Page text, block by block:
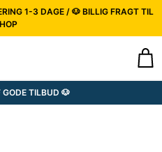
1-3 DAGE / 🐶 BILLIG FRAGT TIL
TILBUD 🐶